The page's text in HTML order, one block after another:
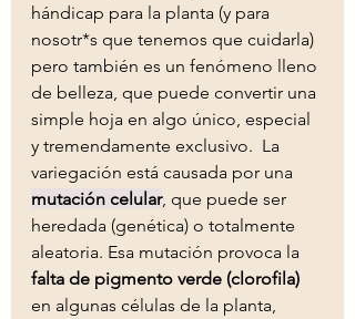
hándicap para la planta (y para
nosotr*s que tenemos que cuidarla)
pero también es un fenómeno lleno
de belleza, que puede convertir una
simple hoja en algo único, especial
y tremendamente exclusivo.  La
variegación está causada por una
mutación celular, que puede ser
heredada (genética) o totalmente
aleatoria. Esa mutación provoca la
falta de pigmento verde (clorofila)
en algunas células de la planta,